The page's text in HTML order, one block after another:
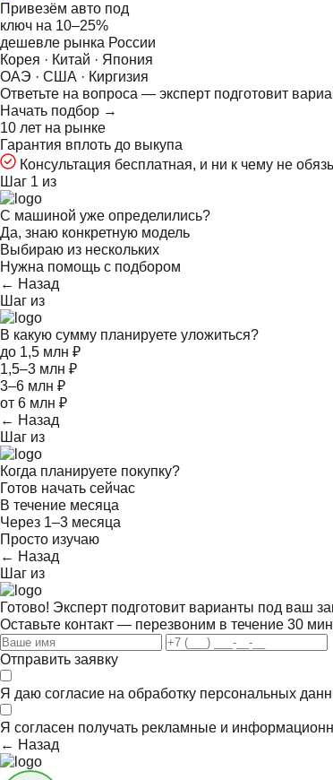
Привезём авто под
ключ на 10–25%
дешевле рынка России
Корея · Китай · Япония
ОАЭ · США · Киргизия
Ответьте на вопроса — эксперт подготовит
Начать подбор →
10 лет на рынке
Гарантия вплоть до выкупа
Консультация бесплатная, и ни к чему не
Шаг 1 из
С машиной уже определились?
Да, знаю конкретную модель
Выбираю из нескольких
Нужна помощь с подбором
← Назад
Шаг из
В какую сумму планируете уложиться?
до 1,5 млн ₽
1,5–3 млн ₽
3–6 млн ₽
от 6 млн ₽
← Назад
Шаг из
Когда планируете покупку?
Готов начать сейчас
В течение месяца
Через 1–3 месяца
Просто изучаю
← Назад
Шаг из
Готово! Эксперт подготовит варианты под ваш
Оставьте контакт — перезвоним в течение 30
Отправить заявку
Я даю согласие на обработку персональных
Я согласен получать рекламные и
← Назад